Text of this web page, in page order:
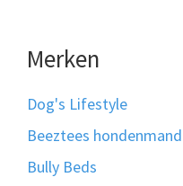
Merken
Dog's Lifestyle
Beeztees hondenmand
Bully Beds